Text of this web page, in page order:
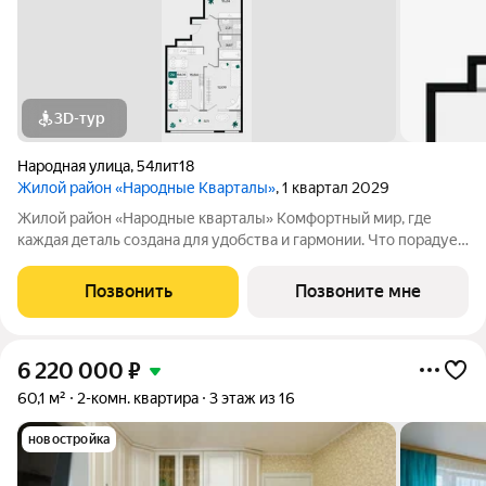
3D-тур
Народная улица,54лит18
Жилой район «Народные Кварталы», 1 квартал 2029
Жилой район «Народные кварталы» Комфортный мир, где
каждая деталь создана для удобства и гармонии. Что порадует
колясочными и велосипедными все для комфорта с первого
шага. Монолитно-кирпичная
Позвонить Позвоните мне
6 220 000 ₽
60,1 м² 2-комн. квартира 3 этаж из 16
новостройка